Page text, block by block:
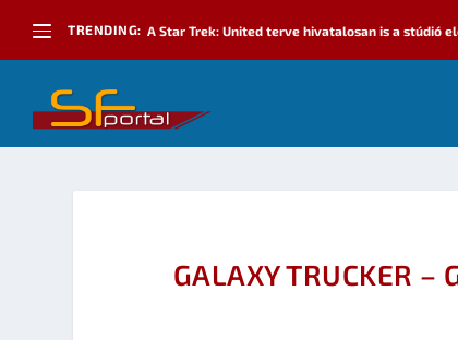
TRENDING: A Star Trek: United terve hivatalosan is a stúdió
GALAXY TRUCKER –